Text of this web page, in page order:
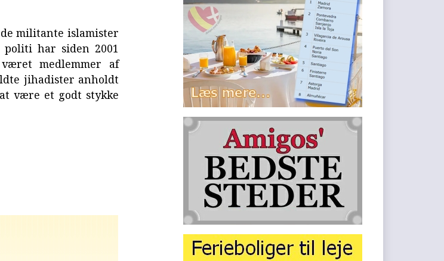
militante islamister
politi har siden 2001
medlemmer af
jihadister anholdt
være et godt stykke